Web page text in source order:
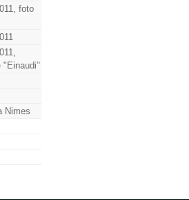
foto
"Einaudi"
Nimes